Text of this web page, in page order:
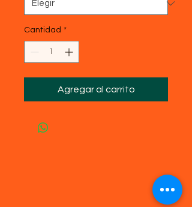
Cantidad *
Agregar al carrito